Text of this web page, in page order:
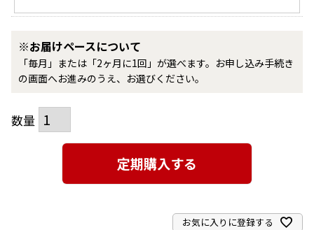
※お届けペースについて
「毎月」または「2ヶ月に1回」が選べます。お申し込み手続き
の画面へお進みのうえ、お選びください。
定期購入する
お気に入りに登録する